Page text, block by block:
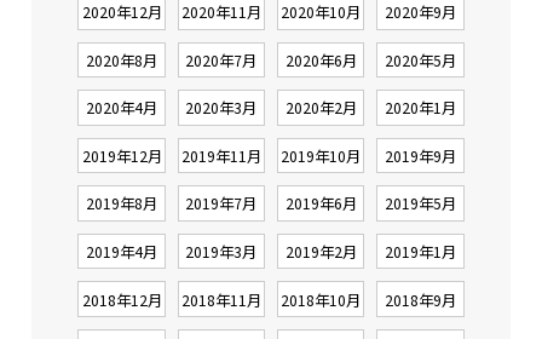
2020年12月 2020年11月 2020年10月 2020年9月
2020年8月 2020年7月 2020年6月 2020年5月
2020年4月 2020年3月 2020年2月 2020年1月
2019年12月 2019年11月 2019年10月 2019年9月
2019年8月 2019年7月 2019年6月 2019年5月
2019年4月 2019年3月 2019年2月 2019年1月
2018年12月 2018年11月 2018年10月 2018年9月